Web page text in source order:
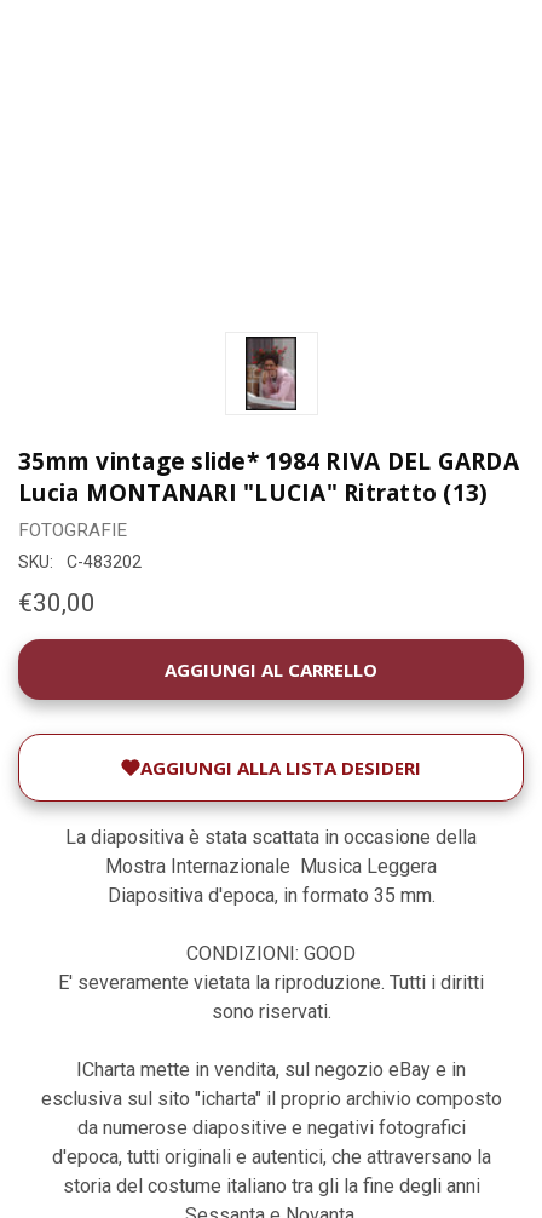
35mm vintage slide* 1984 RIVA DEL GARDA
Lucia MONTANARI "LUCIA" Ritratto (13)
FOTOGRAFIE
SKU: C-483202
€30,00
DISPONIBILITÀ
ATTUALE:
AGGIUNGI ALLA LISTA DESIDERI
La diapositiva è stata scattata in occasione della
Mostra Internazionale Musica Leggera
Diapositiva d'epoca, in formato 35 mm.
CONDIZIONI: GOOD
E' severamente vietata la riproduzione. Tutti i diritti
sono riservati.
ICharta mette in vendita, sul negozio eBay e in
esclusiva sul sito "icharta" il proprio archivio composto
da numerose diapositive e negativi fotografici
d'epoca, tutti originali e autentici, che attraversano la
storia del costume italiano tra gli la fine degli anni